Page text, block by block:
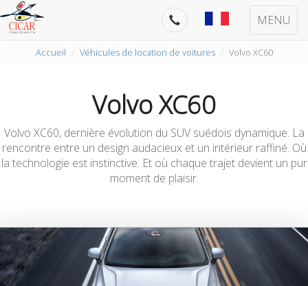
MENU
Accueil Véhicules de location de voitures Volvo XC60
Volvo XC60
Volvo XC60, dernière évolution du SUV suédois dynamique. La
rencontre entre un design audacieux et un intérieur raffiné. Où
la technologie est instinctive. Et où chaque trajet devient un pur
moment de plaisir.